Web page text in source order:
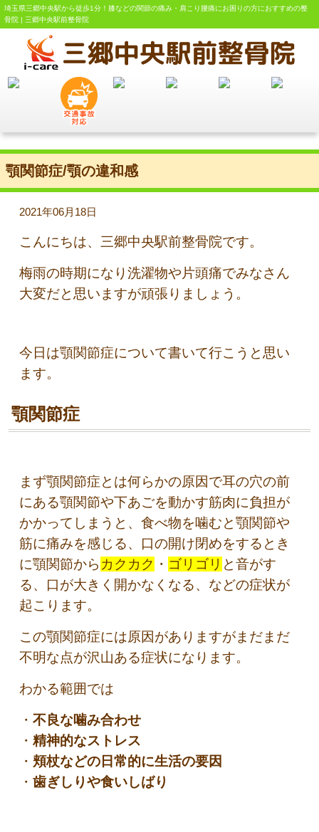
埼玉県三郷中央駅から徒歩1分！膝などの関節の痛み・肩こり腰痛にお困りの方におすすめの整
骨院 | 三郷中央駅前整骨院
顎関節症/顎の違和感
2021年06月18日
こんにちは、三郷中央駅前整骨院です。
梅雨の時期になり洗濯物や片頭痛でみなさん
大変だと思いますが頑張りましょう。
今日は顎関節症について書いて行こうと思い
ます。
顎関節症
まず顎関節症とは何らかの原因で耳の穴の前
にある顎関節や下あごを動かす筋肉に負担が
かかってしまうと、食べ物を噛むと顎関節や
筋に痛みを感じる、口の開け閉めをするとき
に顎関節から カクカク ・ ゴリゴリ と音がす
る、口が大きく開かなくなる、などの症状が
起こります。
この顎関節症には原因がありますがまだまだ
不明な点が沢山ある症状になります。
わかる範囲では
・ 不良な噛み合わせ
・ 精神的なストレス
・ 頬杖などの日常的に生活の要因
・ 歯ぎしりや食いしばり